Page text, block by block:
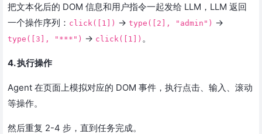
把文本化后的 DOM 信息和用户指令一起发给 LLM，LLM 返回
一个操作序列： click([1]) → type([2], "admin") →
type([3], "***") → click([1]) 。
4. 执行操作
Agent 在页面上模拟对应的 DOM 事件，执行点击、输入、滚动
等操作。
然后重复 2-4 步，直到任务完成。